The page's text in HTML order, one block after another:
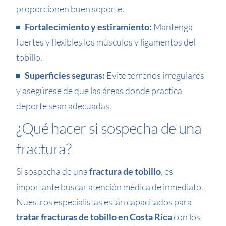
proporcionen buen soporte.
Fortalecimiento y estiramiento: Mantenga
fuertes y flexibles los músculos y ligamentos del
tobillo.
Superficies seguras: Evite terrenos irregulares
y asegúrese de que las áreas donde practica
deporte sean adecuadas.
¿Qué hacer si sospecha de una
fractura?
Si sospecha de unafractura de tobillo, es
importante buscar atención médica de inmediato.
Nuestros especialistas están capacitados para
tratar fracturas de tobillo en Costa Ricacon los